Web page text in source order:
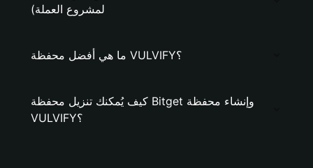
لمشروع العملة)
ما هي أفضل محفظة VULVIFY؟
كيف يُمكنك تنزيل محفظة Bitget وإنشاء محفظة
VULVIFY؟